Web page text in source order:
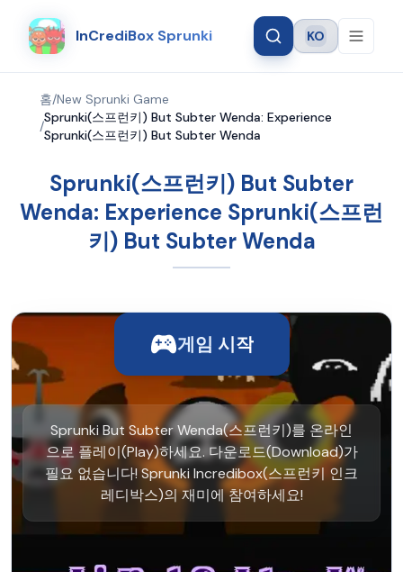
InCrediBox Sprunki Language
KO
홈/New Sprunki Game
/
Sprunki(스프런키) But Subter Wenda: Experience
Sprunki(스프런키) But Subter Wenda
Sprunki(스프런키) But Subter
Wenda: Experience Sprunki(스프런
키) But Subter Wenda
게임 시작
Sprunki But Subter Wenda(스프런키)를 온라인
으로 플레이(Play)하세요. 다운로드(Download)가
필요 없습니다! Sprunki Incredibox(스프런키 인크
레디박스)의 재미에 참여하세요!